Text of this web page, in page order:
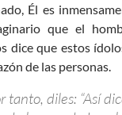
Él es
que el
dice que estos
de las personas.
tanto, diles: “Así